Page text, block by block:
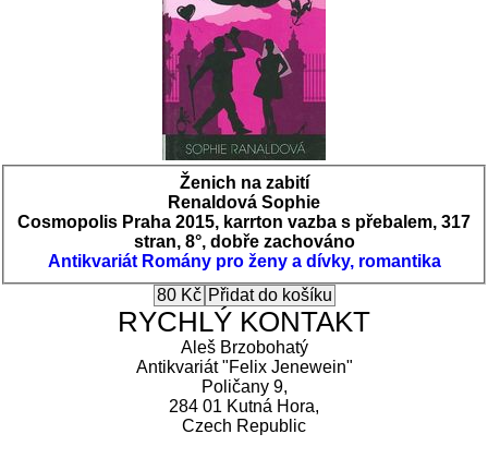
Ženich na zabití
Renaldová Sophie
Cosmopolis Praha 2015, karrton vazba s přebalem, 317
stran, 8°, dobře zachováno
Antikvariát Romány pro ženy a dívky, romantika
RYCHLÝ KONTAKT
Aleš Brzobohatý
Antikvariát "Felix Jenewein"
Poličany 9,
284 01 Kutná Hora,
Czech Republic